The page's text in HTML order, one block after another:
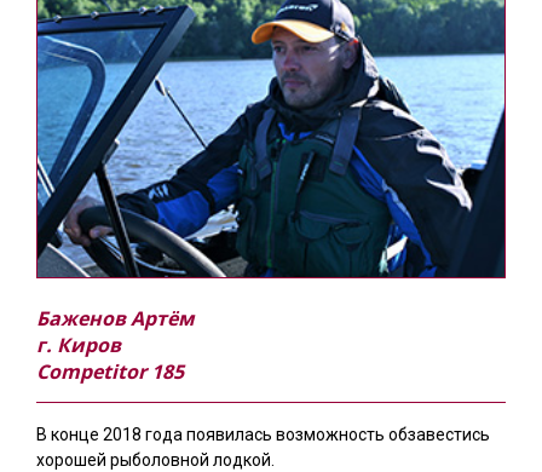
Баженов Артём
г. Киров
Competitor 185
В конце 2018 года появилась возможность обзавестись
хорошей рыболовной лодкой.